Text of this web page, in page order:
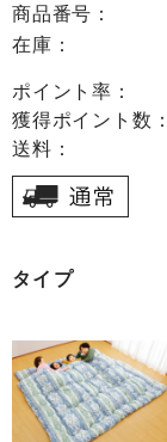
商品番号：
在庫：
ポイント率：
獲得ポイント数：
送料：
タイプ